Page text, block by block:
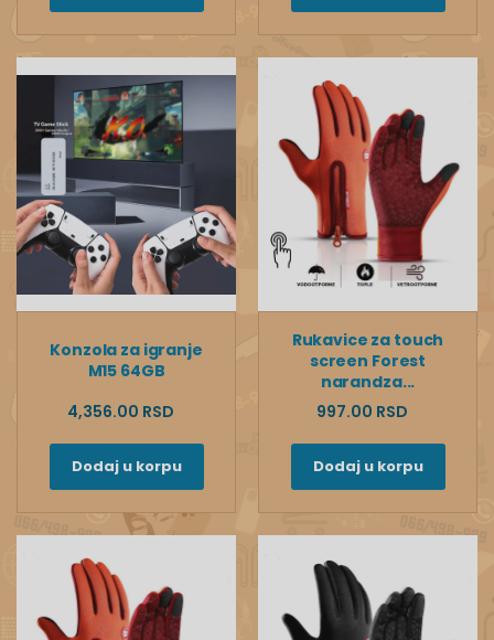
Konzola za igranje
M15 64GB
4,356.00 RSD
Dodaj u korpu
Rukavice za touch
screen Forest
narandza...
997.00 RSD
Dodaj u korpu